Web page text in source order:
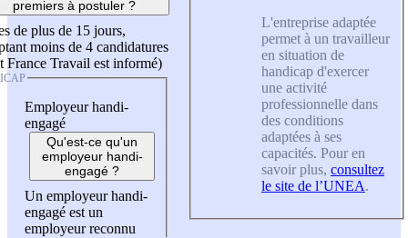
premiers à postuler ?
de plus de 15 jours,
moins de 4 candidatures
France Travail est informé)
Employeur handi-
engagé
Qu'est-ce qu'un
employeur handi-
engagé ?
Un employeur handi-
engagé est un
employeur reconnu
L'entreprise adaptée
permet à un travailleur
en situation de
handicap d'exercer
une activité
professionnelle dans
des conditions
adaptées à ses
capacités. Pour en
savoir plus, consultez
le site de l’UNEA.